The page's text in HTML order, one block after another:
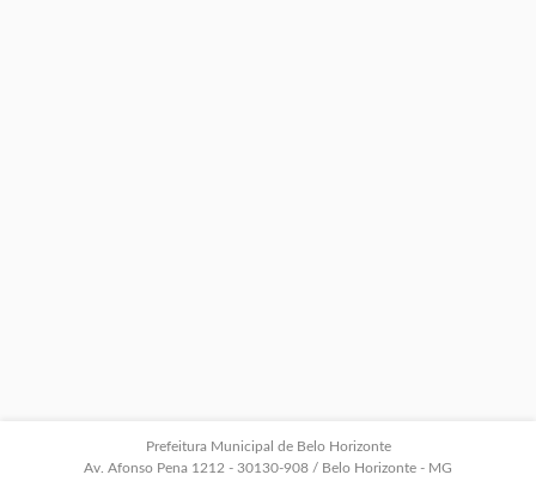
Prefeitura Municipal de Belo Horizonte
Av. Afonso Pena 1212 - 30130-908 / Belo Horizonte - MG